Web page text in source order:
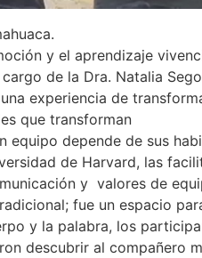
y el aprendizaje
de la Dra. Natalia
experiencia de
que transforman
equipo depende de sus
de Harvard, las
y valores de
fue un espacio
y la palabra, los
descubrir al compañero